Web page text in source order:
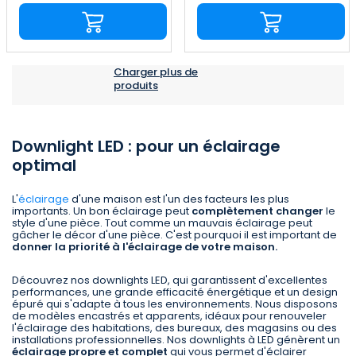
Charger plus de
produits
Downlight LED : pour un éclairage
optimal
L'éclairage d'une maison est l'un des facteurs les plus
importants. Un bon éclairage peut complètement changer le
style d'une pièce. Tout comme un mauvais éclairage peut
gâcher le décor d'une pièce. C'est pourquoi il est important de
donner la priorité à l'éclairage de votre maison.
Découvrez nos downlights LED, qui garantissent d'excellentes
performances, une grande efficacité énergétique et un design
épuré qui s'adapte à tous les environnements. Nous disposons
de modèles encastrés et apparents, idéaux pour renouveler
l'éclairage des habitations, des bureaux, des magasins ou des
installations professionnelles. Nos downlights à LED génèrent un
éclairage propre et complet qui vous permet d'éclairer